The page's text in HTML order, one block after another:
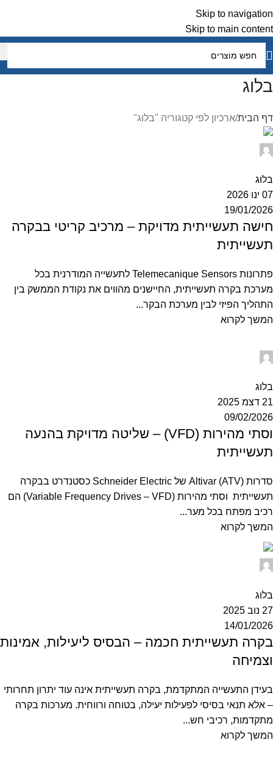
Skip to navigation
Skip to main content
בלוג
דף הבית ארכיון לפי קטגוריה "בלוג"
בלוג
07 ינו 2026
19/01/2026
חישה תעשייתית מדויקת – מרכיב קריטי בבקרה
תעשייתית
פתרונות Telemecanique Sensors לתעשייה המודרנית בכל
מערכת בקרה תעשייתית, החיישנים מהווים את נקודת הממשק בין
התהליך הפיזי לבין מערכת הבקר...
המשך לקרוא
בלוג
21 דצמ 2025
09/02/2026
וסתי מהירות (VFD) – שליטה מדויקת בהנעה
תעשייתית
סדרות Altivar (ATV) של Schneider Electric כסטנדרט בבקרה
תעשייתית וסתי מהירות (Variable Frequency Drives – VFD) הם
רכיב מפתח בכל מער...
המשך לקרוא
בלוג
27 נוב 2025
14/01/2026
בקרה תעשייתית חכמה – הבסיס ליעילות, אמינות
וצמיחה
בעידן התעשייה המתקדמת, בקרה תעשייתית אינה עוד יתרון תחרותי
– אלא תנאי בסיסי לפעילות יעילה, בטוחה ורווחית. מערכות בקרה
מתקדמות, רכיבי חש...
המשך לקרוא